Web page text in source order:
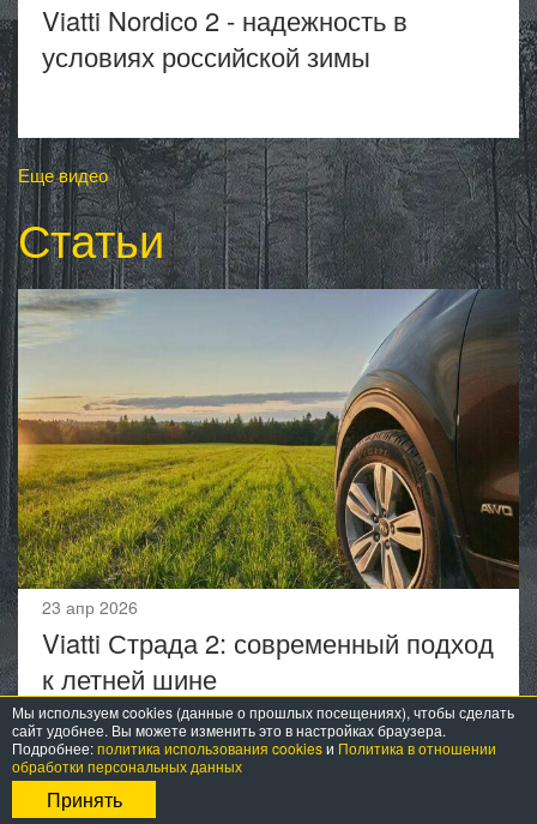
Viatti Nordico 2 - надежность в
условиях российской зимы
Еще видео
Статьи
23 апр 2026
Viatti Страда 2: современный подход
к летней шине
Еще статьи
Мы используем cookies (данные о прошлых посещениях), чтобы сделать
сайт удобнее. Вы можете изменить это в настройках браузера.
Подробнее:политика использования cookiesи Политика в отношении
обработки персональных данных
Принять